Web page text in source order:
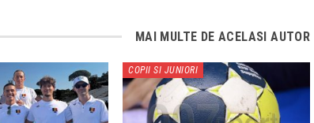
MAI MULTE DE ACELASI AUTOR
COPII SI JUNIORI